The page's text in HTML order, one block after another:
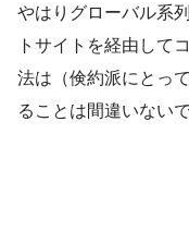
やはりグローバル系
トサイトを経由して
法は（倹約派にとっ
ることは間違いない